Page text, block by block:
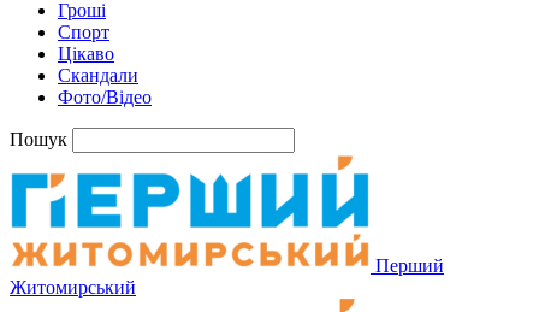
Гроші
Спорт
Цікаво
Скандали
Фото/Відео
Пошук
Перший
Житомирський